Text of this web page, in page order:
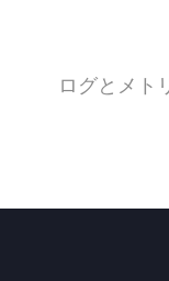
ログとメト